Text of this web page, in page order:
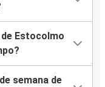
Estocolmo
semana de